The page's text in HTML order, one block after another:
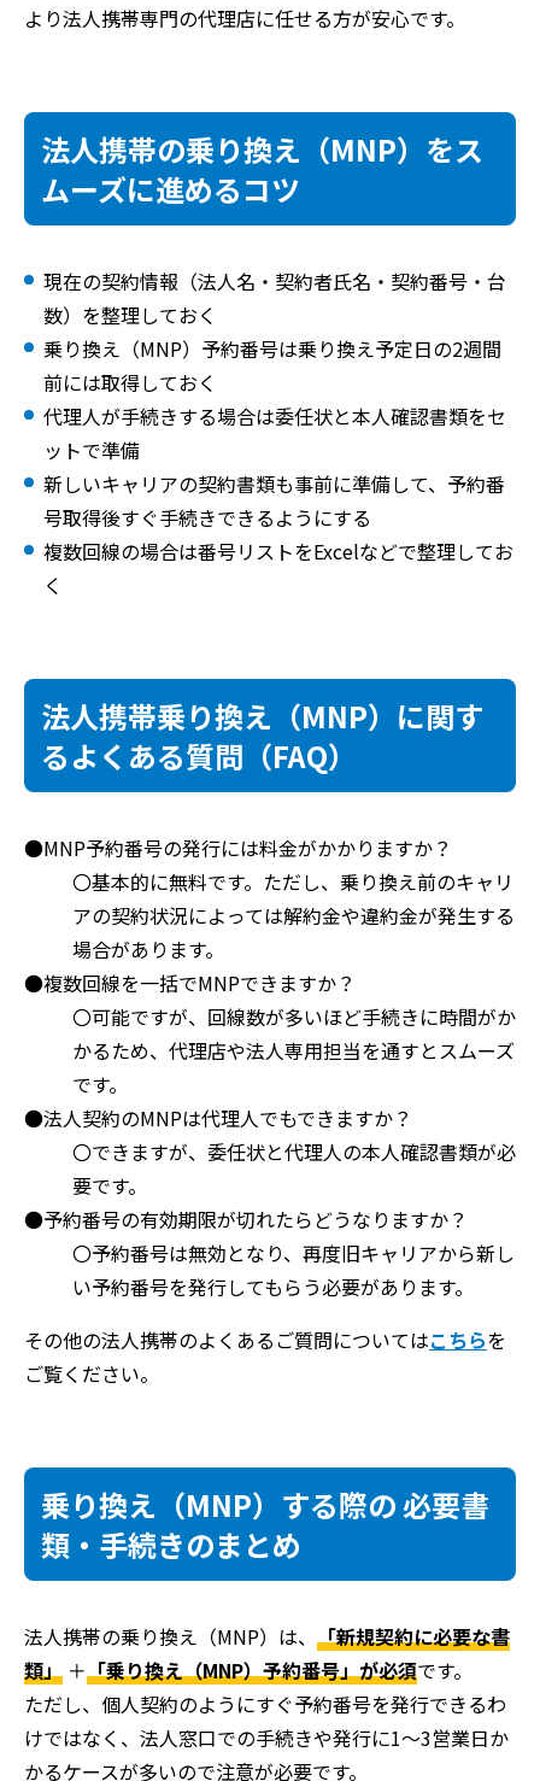
より法人携帯専門の代理店に任せる方が安心です。
法人携帯の乗り換え（MNP）をス
ムーズに進めるコツ
現在の契約情報（法人名・契約者氏名・契約番号・台
数）を整理しておく
乗り換え（MNP）予約番号は乗り換え予定日の2週間
前には取得しておく
代理人が手続きする場合は委任状と本人確認書類をセ
ットで準備
新しいキャリアの契約書類も事前に準備して、予約番
号取得後すぐ手続きできるようにする
複数回線の場合は番号リストをExcelなどで整理してお
く
法人携帯乗り換え（MNP）に関す
るよくある質問（FAQ）
●MNP予約番号の発行には料金がかかりますか？
〇基本的に無料です。ただし、乗り換え前のキャリ
アの契約状況によっては解約金や違約金が発生する
場合があります。
●複数回線を一括でMNPできますか？
〇可能ですが、回線数が多いほど手続きに時間がか
かるため、代理店や法人専用担当を通すとスムーズ
です。
●法人契約のMNPは代理人でもできますか？
〇できますが、委任状と代理人の本人確認書類が必
要です。
●予約番号の有効期限が切れたらどうなりますか？
〇予約番号は無効となり、再度旧キャリアから新し
い予約番号を発行してもらう必要があります。
その他の法人携帯のよくあるご質問についてはこちらを
ご覧ください。
乗り換え（MNP）する際の 必要書
類・手続きのまとめ
法人携帯の乗り換え（MNP）は、 「新規契約に必要な書
類」 ＋「乗り換え（MNP）予約番号」が必須です。
ただし、個人契約のようにすぐ予約番号を発行できるわ
けではなく、法人窓口での手続きや発行に1～3営業日か
かるケースが多いので注意が必要です。